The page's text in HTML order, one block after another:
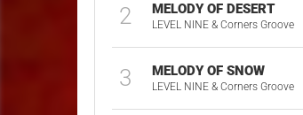
2 MELODY OF DESERT
LEVEL NINE & Corners Groove
3 MELODY OF SNOW
LEVEL NINE & Corners Groove